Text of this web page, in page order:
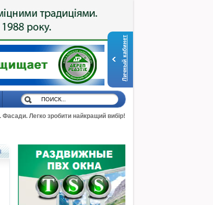
Личный кабинет
Фасади. Легко зробити найкращий вибір!